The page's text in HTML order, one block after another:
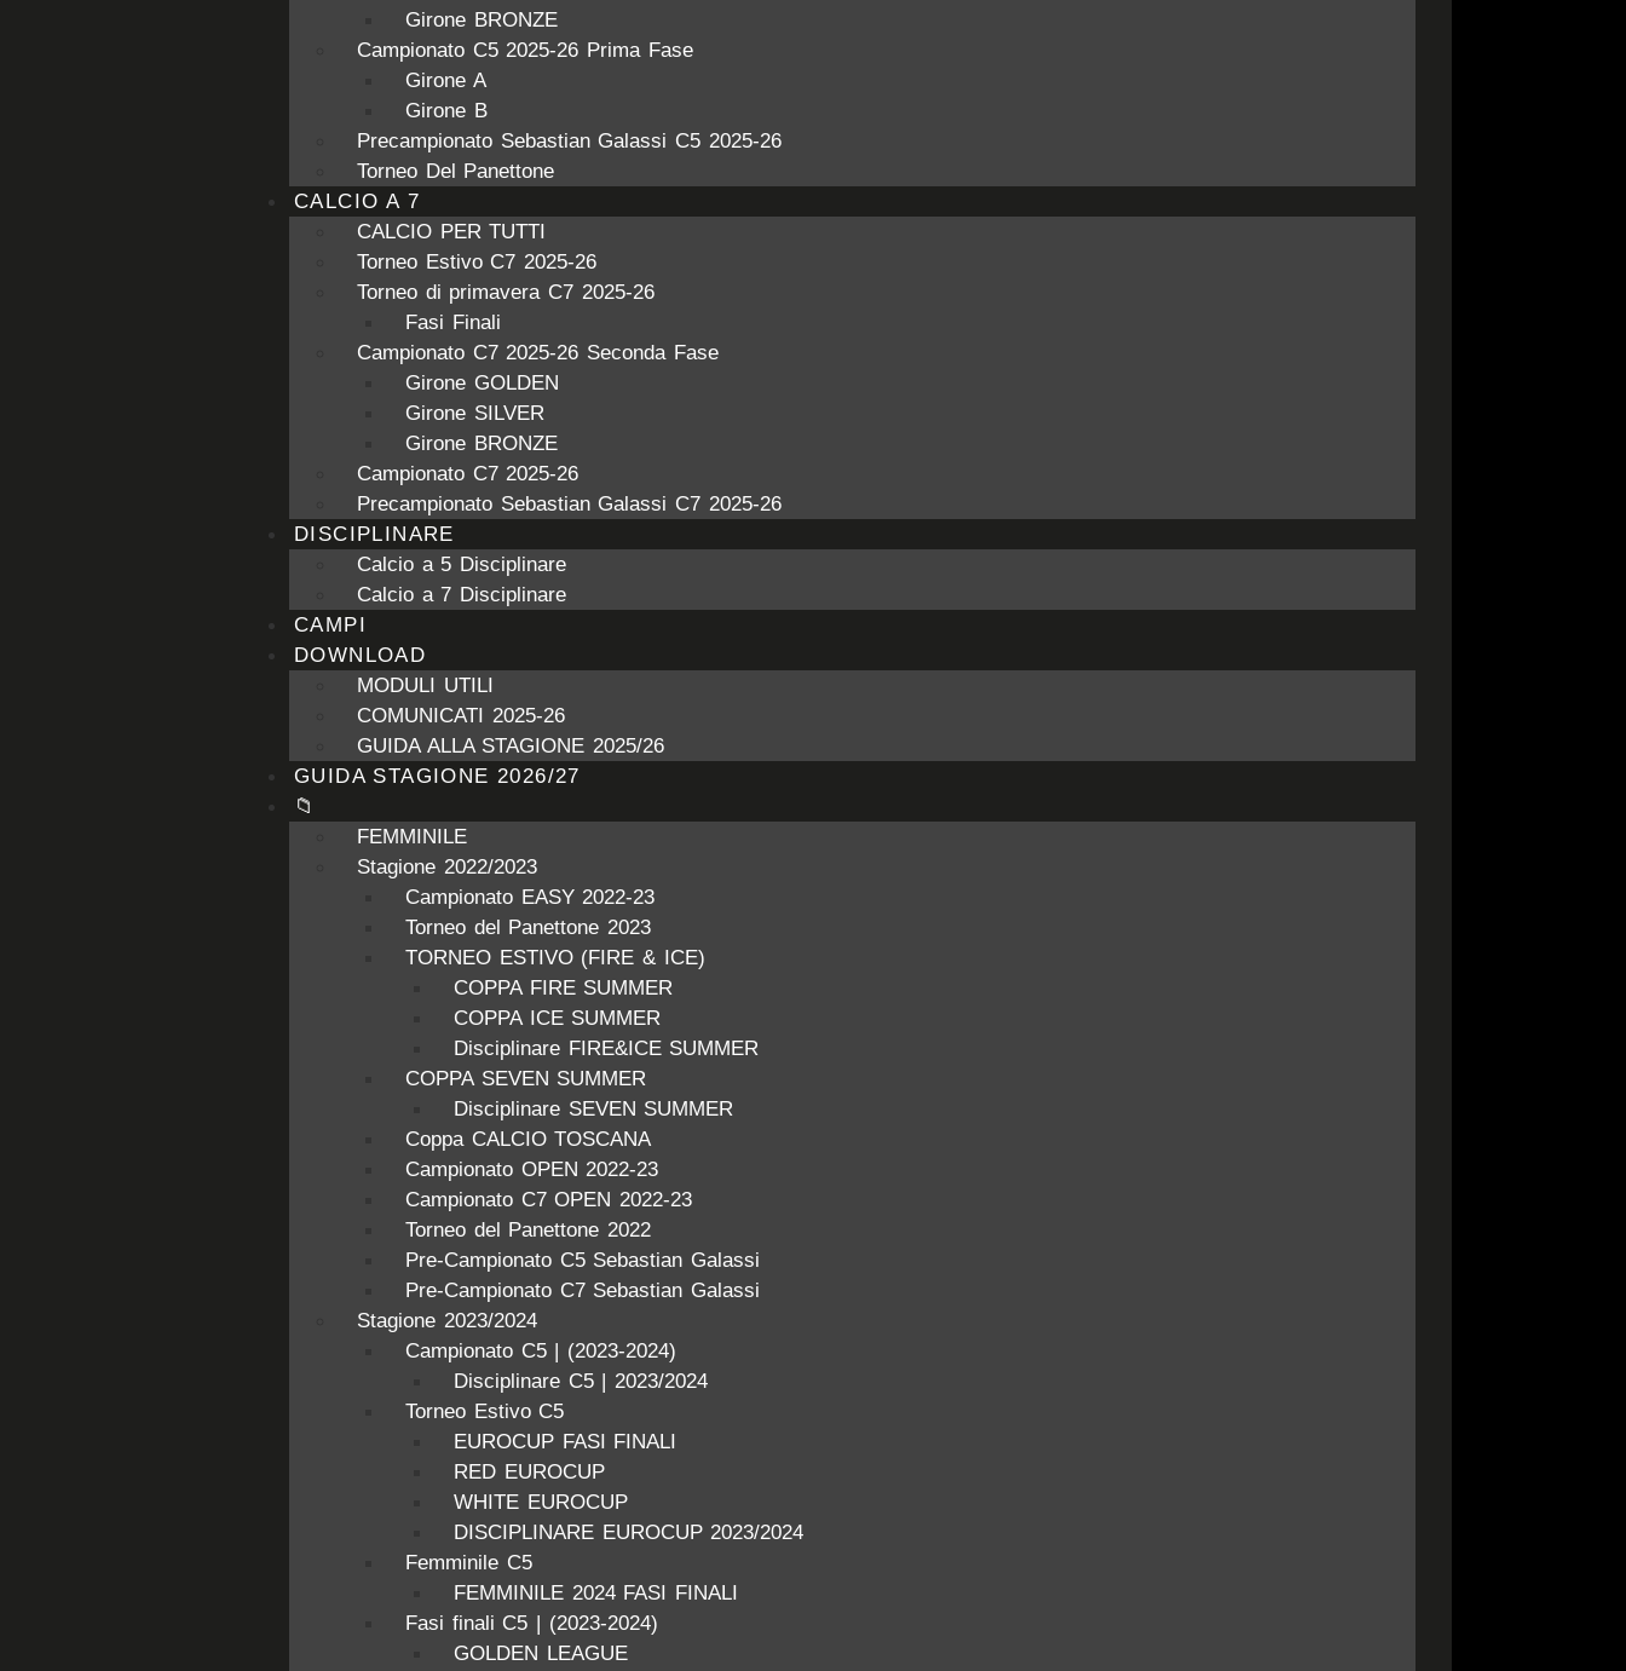
Girone BRONZE
Campionato C5 2025-26 Prima Fase
Girone A
Girone B
Precampionato Sebastian Galassi C5 2025-26
Torneo Del Panettone
CALCIO A 7
CALCIO PER TUTTI
Torneo Estivo C7 2025-26
Torneo di primavera C7 2025-26
Fasi Finali
Campionato C7 2025-26 Seconda Fase
Girone GOLDEN
Girone SILVER
Girone BRONZE
Campionato C7 2025-26
Precampionato Sebastian Galassi C7 2025-26
DISCIPLINARE
Calcio a 5 Disciplinare
Calcio a 7 Disciplinare
CAMPI
DOWNLOAD
MODULI UTILI
COMUNICATI 2025-26
GUIDA ALLA STAGIONE 2025/26
GUIDA STAGIONE 2026/27
📁
FEMMINILE
Stagione 2022/2023
Campionato EASY 2022-23
Torneo del Panettone 2023
TORNEO ESTIVO (FIRE & ICE)
COPPA FIRE SUMMER
COPPA ICE SUMMER
Disciplinare FIRE&ICE SUMMER
COPPA SEVEN SUMMER
Disciplinare SEVEN SUMMER
Coppa CALCIO TOSCANA
Campionato OPEN 2022-23
Campionato C7 OPEN 2022-23
Torneo del Panettone 2022
Pre-Campionato C5 Sebastian Galassi
Pre-Campionato C7 Sebastian Galassi
Stagione 2023/2024
Campionato C5 | (2023-2024)
Disciplinare C5 | 2023/2024
Torneo Estivo C5
EUROCUP FASI FINALI
RED EUROCUP
WHITE EUROCUP
DISCIPLINARE EUROCUP 2023/2024
Femminile C5
FEMMINILE 2024 FASI FINALI
Fasi finali C5 | (2023-2024)
GOLDEN LEAGUE